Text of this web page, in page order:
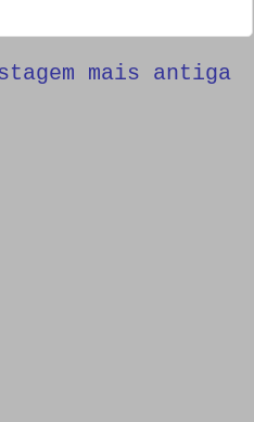
mais antiga